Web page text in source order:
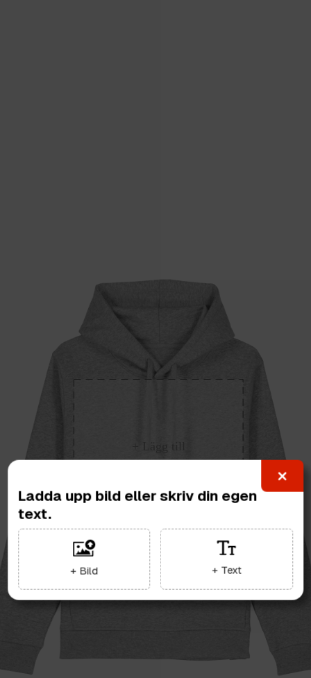
Ladda upp bild eller skriv din egen
text.
+ Bild + Text